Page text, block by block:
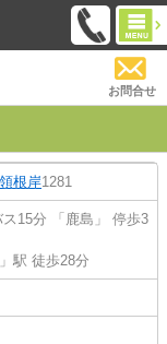
お問合せ
根岸1281
ス15分 「鹿島」 停歩3
」駅 徒歩28分